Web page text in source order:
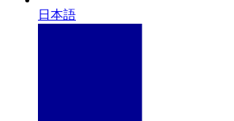
日本語